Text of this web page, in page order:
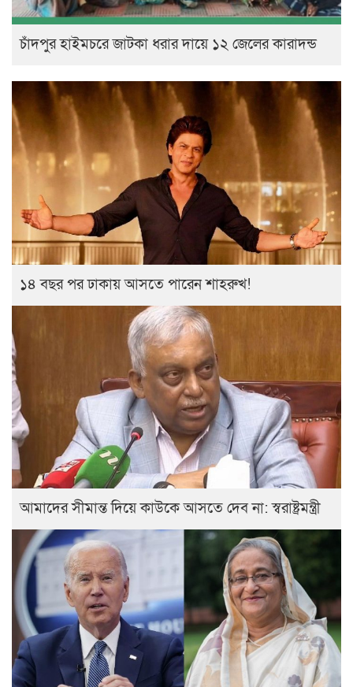
চাঁদপুর হাইমচরে জাটকা ধরার দায়ে ১২ জেলের কারাদন্ড
১৪ বছর পর ঢাকায় আসতে পারেন শাহরুখ!
আমাদের সীমান্ত দিয়ে কাউকে আসতে দেব না: স্বরাষ্ট্রমন্ত্রী